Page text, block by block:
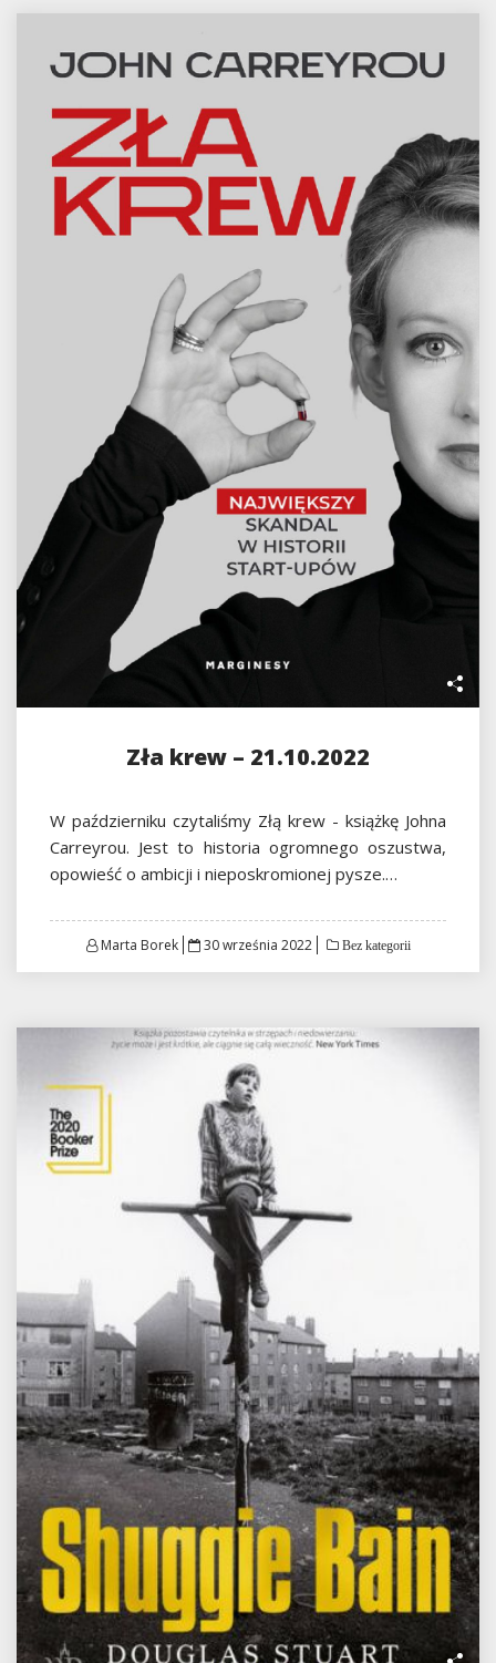
Zła krew – 21.10.2022
W październiku czytaliśmy Złą krew - książkę Johna
Carreyrou. Jest to historia ogromnego oszustwa,
opowieść o ambicji i nieposkromionej pysze.…
Marta Borek
Posted
30 września 2022 Bez kategorii